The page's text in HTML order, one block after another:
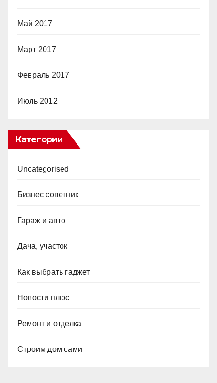
Май 2017
Март 2017
Февраль 2017
Июль 2012
Категории
Uncategorised
Бизнес советник
Гараж и авто
Дача, участок
Как выбрать гаджет
Новости плюс
Ремонт и отделка
Строим дом сами